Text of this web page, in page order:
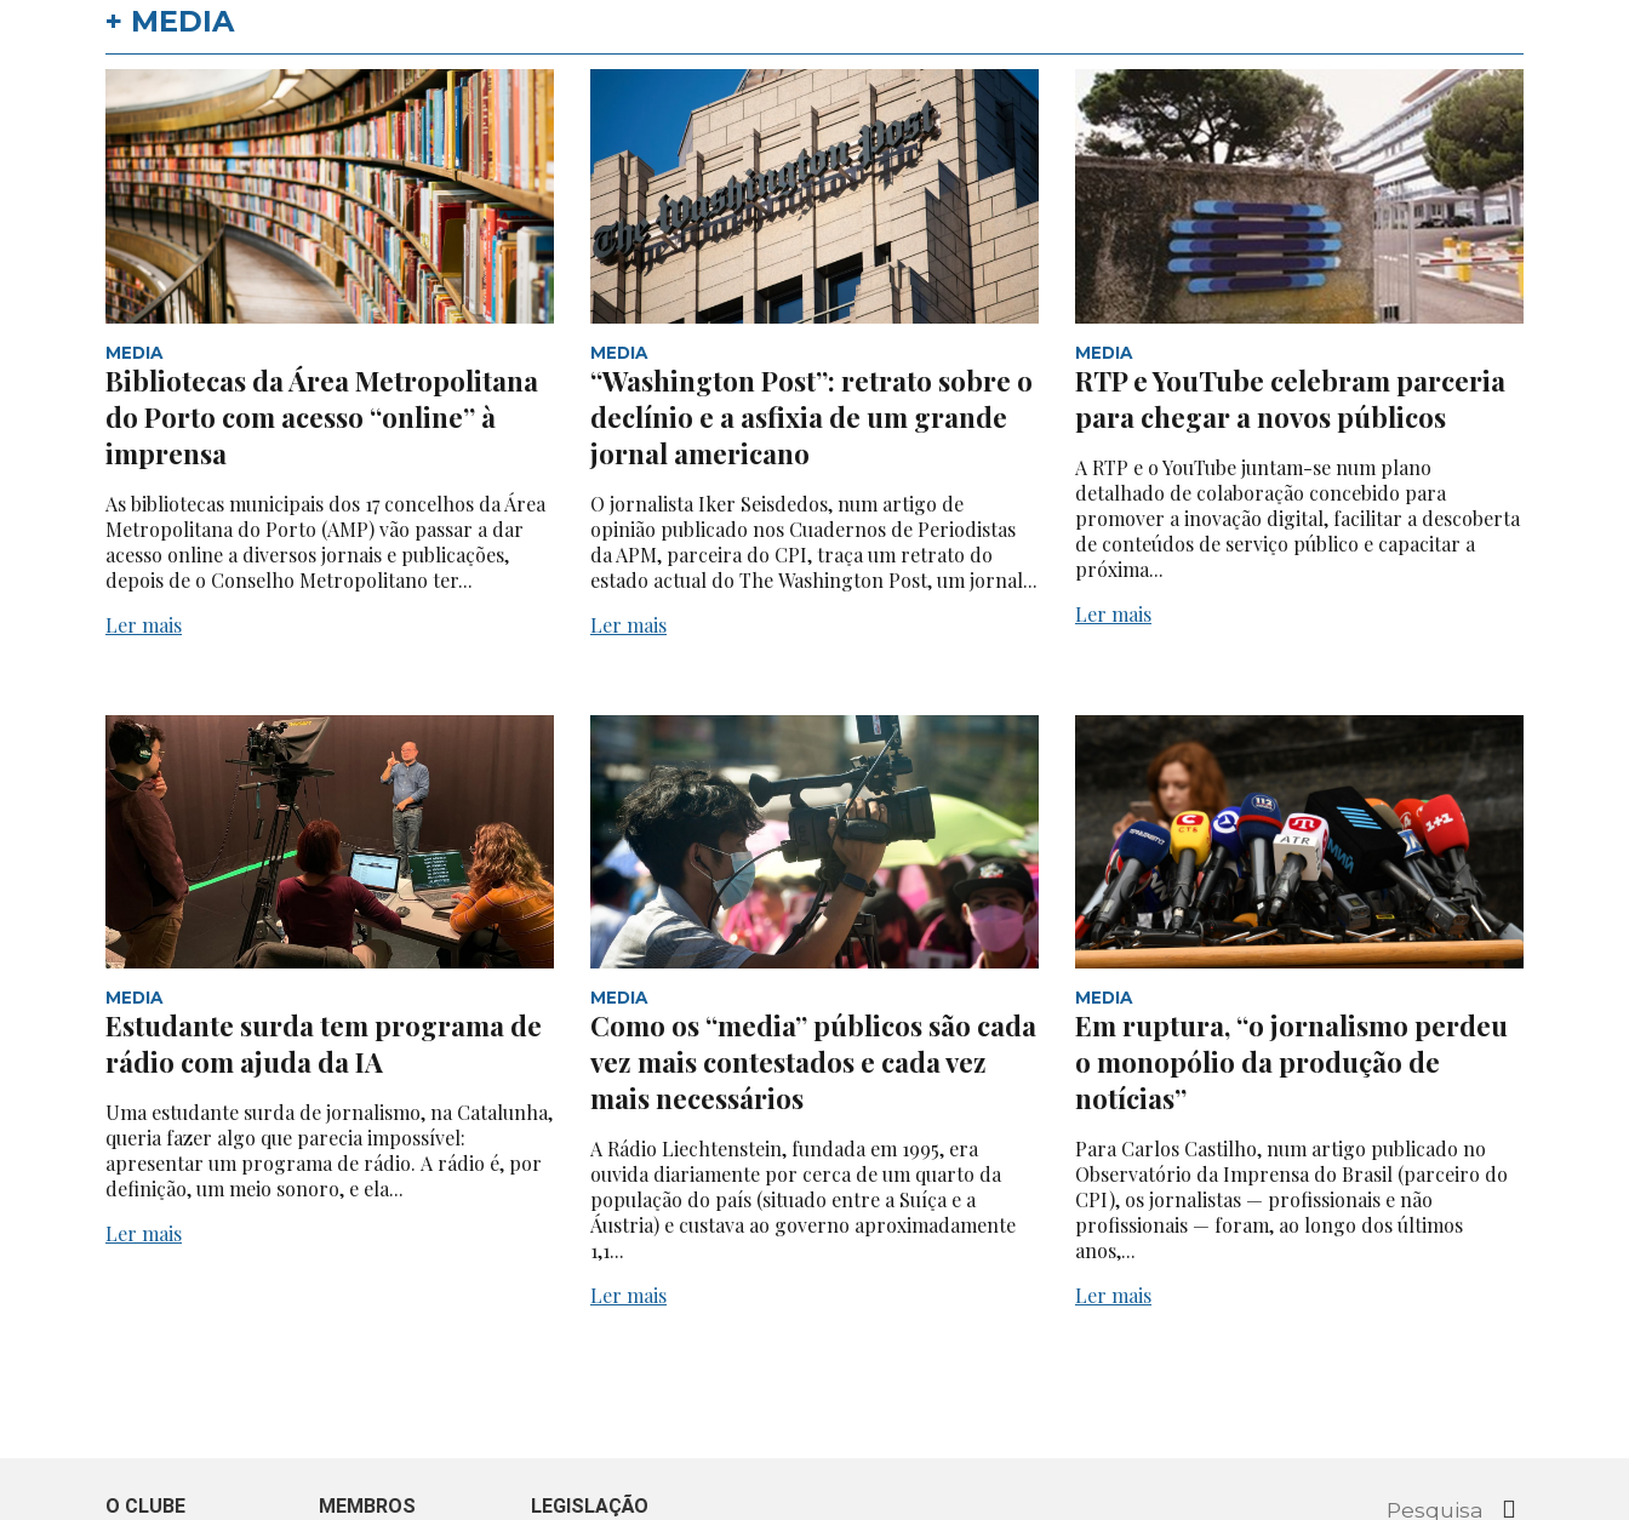
+ MEDIA
MEDIA
Bibliotecas da Área Metropolitana
do Porto com acesso “online” à
imprensa
As bibliotecas municipais dos 17 concelhos da Área
Metropolitana do Porto (AMP) vão passar a dar
acesso online a diversos jornais e publicações,
depois de o Conselho Metropolitano ter...
Ler mais
MEDIA
“Washington Post”: retrato sobre o
declínio e a asfixia de um grande
jornal americano
O jornalista Iker Seisdedos, num artigo de
opinião publicado nos Cuadernos de Periodistas
da APM, parceira do CPI, traça um retrato do
estado actual do The Washington Post, um jornal...
Ler mais
MEDIA
RTP e YouTube celebram parceria
para chegar a novos públicos
A RTP e o YouTube juntam-se num plano
detalhado de colaboração concebido para
promover a inovação digital, facilitar a descoberta
de conteúdos de serviço público e capacitar a
próxima...
Ler mais
MEDIA
Estudante surda tem programa de
rádio com ajuda da IA
Uma estudante surda de jornalismo, na Catalunha,
queria fazer algo que parecia impossível:
apresentar um programa de rádio. A rádio é, por
definição, um meio sonoro, e ela...
Ler mais
MEDIA
Como os “media” públicos são cada
vez mais contestados e cada vez
mais necessários
A Rádio Liechtenstein, fundada em 1995, era
ouvida diariamente por cerca de um quarto da
população do país (situado entre a Suíça e a
Áustria) e custava ao governo aproximadamente
1,1...
Ler mais
MEDIA
Em ruptura, “o jornalismo perdeu
o monopólio da produção de
notícias”
Para Carlos Castilho, num artigo publicado no
Observatório da Imprensa do Brasil (parceiro do
CPI), os jornalistas — profissionais e não
profissionais — foram, ao longo dos últimos
anos,...
Ler mais
O CLUBE MEMBROS LEGISLAÇÃO